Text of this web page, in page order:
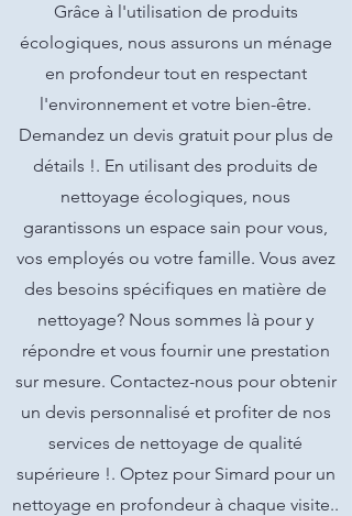
Grâce à l'utilisation de produits
écologiques, nous assurons un ménage
en profondeur tout en respectant
l'environnement et votre bien-être.
Demandez un devis gratuit pour plus de
détails !. En utilisant des produits de
nettoyage écologiques, nous
garantissons un espace sain pour vous,
vos employés ou votre famille. Vous avez
des besoins spécifiques en matière de
nettoyage? Nous sommes là pour y
répondre et vous fournir une prestation
sur mesure. Contactez-nous pour obtenir
un devis personnalisé et profiter de nos
services de nettoyage de qualité
supérieure !. Optez pour Simard pour un
nettoyage en profondeur à chaque visite..